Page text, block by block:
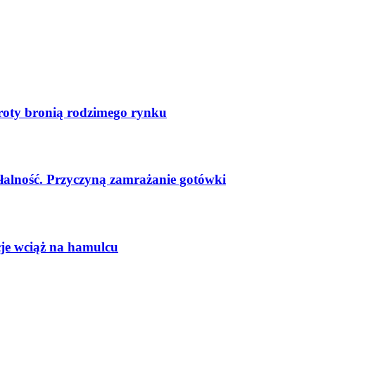
bronią rodzimego rynku
Przyczyną zamrażanie gotówki
wciąż na hamulcu